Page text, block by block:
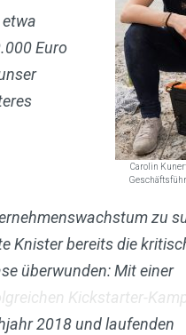
Carolin
etwa
Euro
zu
Knister bereits die
überwunden: Mit einer
Kickstarter-
2018 und laufenden